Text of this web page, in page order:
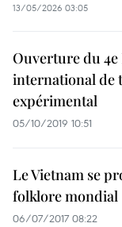
13/05/2026 03:05
Ouverture du 4e
international de
expérimental
05/10/2019 10:51
Le Vietnam se
folklore mondial
06/07/2017 08:22